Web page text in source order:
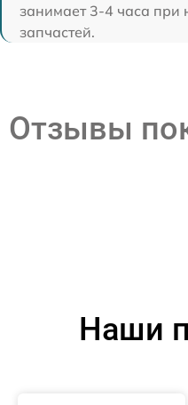
занимает 3-4 часа при
запчастей.
Отзывы
Наши